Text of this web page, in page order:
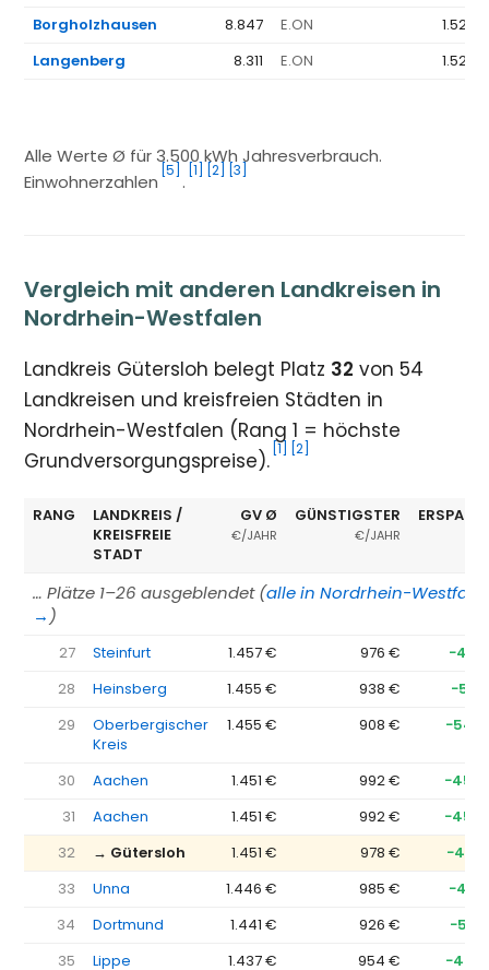
Borgholzhausen
8.847 E.ON
1.523
Langenberg
8.311 E.ON 1.523
Alle Werte Ø für 3.500 kWh Jahresverbrauch.
Einwohnerzahlen
[5]
.
[1] [2] [3]
Vergleich mit anderen Landkreisen in
Nordrhein-Westfalen
Landkreis Gütersloh belegt Platz 32 von 54
Landkreisen und kreisfreien Städten in
Nordrhein-Westfalen (Rang 1 = höchste
Grundversorgungspreise). [1] [2]
RANG
LANDKREIS /
KREISFREIE
STADT
GV Ø
€/JAHR
GÜNSTIGSTER
€/JAHR
… Plätze 1–26 ausgeblendet (alle in Nordrhein-
→ )
27 Steinfurt 1.457 € 976 €
28
Heinsberg 1.455 € 938 €
29
Oberbergischer
Kreis
1.455 € 908 € −547
30 Aachen 1.451 € 992 €
−458
31
Aachen 1.451 € 992 €
−458
32
→ Gütersloh 1.451 € 978 €
−472
33
Unna 1.446 € 985 €
34
Dortmund 1.441 € 926 €
35
Lippe 1.437 € 954 € −482